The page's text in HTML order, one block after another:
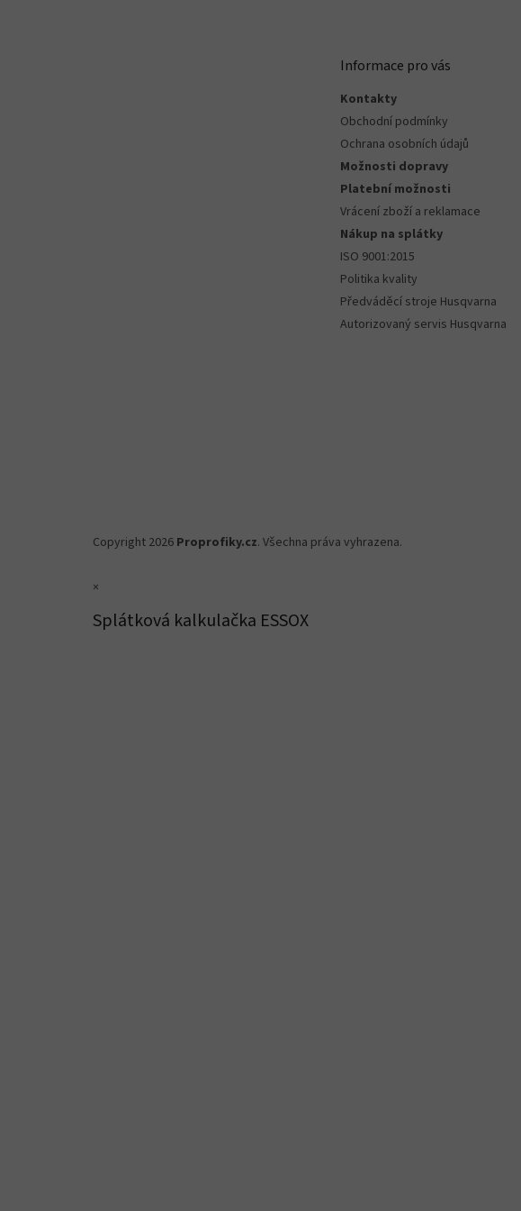
Informace pro vás
Kontakty
Obchodní podmínky
Ochrana osobních údajů
Možnosti dopravy
Platební možnosti
Vrácení zboží a reklamace
Nákup na splátky
ISO 9001:2015
Politika kvality
Předváděcí stroje Husqvarna
Autorizovaný servis Husqvarna
Copyright 2026 Proprofiky.cz. Všechna práva vyhrazena.
×
Splátková kalkulačka ESSOX